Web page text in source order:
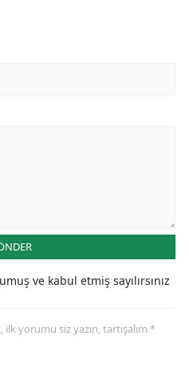
ve kabul etmiş sayılırsınız
yorumu siz yazın, tartışalım *